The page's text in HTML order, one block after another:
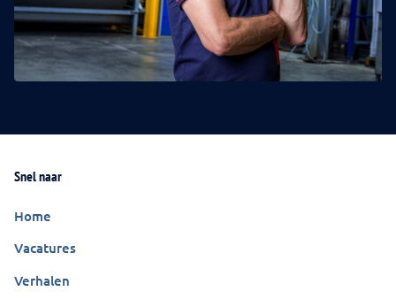
Snel naar
Home
Vacatures
Verhalen